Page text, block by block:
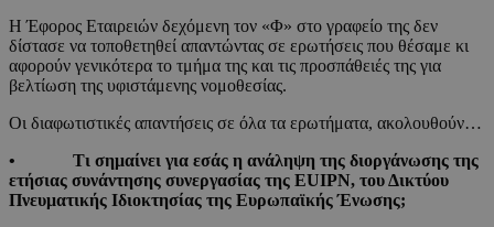
Η Έφορος Εταιρειών δεχόμενη τον «Φ» στο γραφείο της δεν
δίστασε να τοποθετηθεί απαντώντας σε ερωτήσεις που θέσαμε κι
αφορούν γενικότερα το τμήμα της και τις προσπάθειές της για
βελτίωση της υφιστάμενης νομοθεσίας.
Οι διαφωτιστικές απαντήσεις σε όλα τα ερωτήματα, ακολουθούν…
• Τι σημαίνει για εσάς η ανάληψη της διοργάνωσης της
ετήσιας συνάντησης συνεργασίας της EUIPN, του Δικτύου
Πνευματικής Ιδιοκτησίας της Ευρωπαϊκής Ένωσης;